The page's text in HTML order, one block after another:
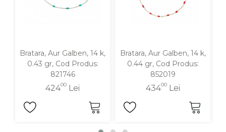
Bratara, Aur Galben, 14 k,
0.43 gr, Cod Produs:
821746
42400 Lei
Bratara, Aur Galben, 14 k,
0.44 gr, Cod Produs:
852019
43400Lei